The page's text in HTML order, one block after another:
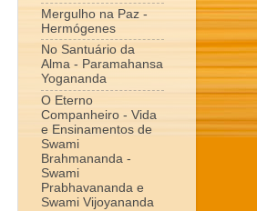
Mergulho na Paz -
Hermógenes
No Santuário da
Alma - Paramahansa
Yogananda
O Eterno
Companheiro - Vida
e Ensinamentos de
Swami
Brahmananda -
Swami
Prabhavananda e
Swami Vijoyananda